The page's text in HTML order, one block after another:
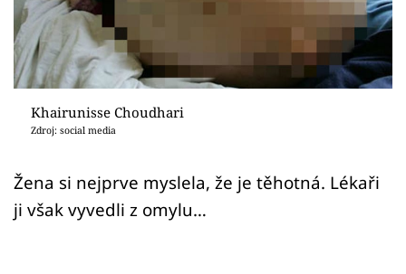
Sex a vztahy
Videa
Sledujte prima+
Přihlášení
Khairunisse Choudhari
Zdroj: social media
Žena si nejprve myslela, že je těhotná. Lékaři
ji však vyvedli z omylu…